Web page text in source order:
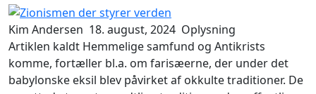
Kim Andersen 18. august, 2024 Oplysning
Artiklen kaldt Hemmelige samfund og Antikrists
komme, fortæller bl.a. om farisæerne, der under det
babylonske eksil blev påvirket af okkulte traditioner. De